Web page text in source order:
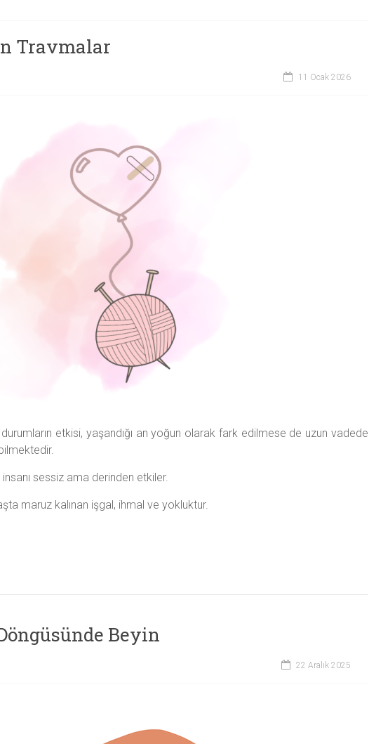
Travmalar
11 Ocak 2026
durumların etkisi, yaşandığı an yoğun olarak fark edilmese de uzun vadede
sessiz ama derinden etkiler.
maruz kalınan işgal, ihmal ve yokluktur.
Beyin
22 Aralık 2025